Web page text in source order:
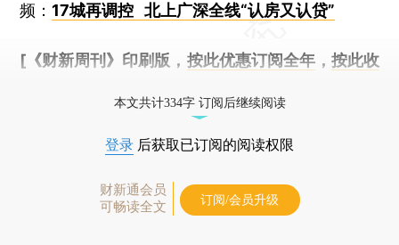
频： 17城再调控 北上广深全线“认房又认贷”
[《财新周刊》印刷版， 按此优惠订阅全年， 按此收
本文共计334字 订阅后继续阅读
登录 后获取已订阅的阅读权限
财新通会员
可畅读全文
订阅/会员升级